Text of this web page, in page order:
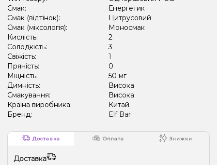
Смак:
Енергетик
Смак (відтінок):
Цитрусовий
Смак (міксологія):
Моносмак
Кислість:
2
Солодкість:
3
Свіжість:
1
Пряність:
0
Міцність:
50 мг
Димність:
Висока
Смакування:
Висока
Країна виробника:
Китай
Бренд:
Elf Bar
Доставка Оплата Знижки
Доставка